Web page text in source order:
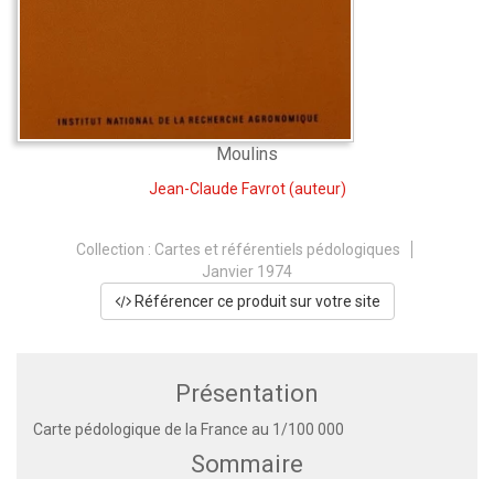
Moulins
Jean-Claude Favrot(auteur)
Collection : Cartes et référentiels pédologiques
Janvier 1974
Référencer ce produit sur votre site
Présentation
Carte pédologique de la France au 1/100 000
Sommaire